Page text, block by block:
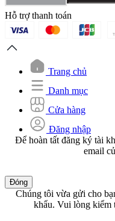
Hỗ trợ thanh toán
Trang chủ
Danh mục
Cửa hàng
Đăng nhập
Để hoàn tất đăng ký tài
email
Đóng
Chúng tôi vừa gửi cho
khẩu. Vui lòng kiểm